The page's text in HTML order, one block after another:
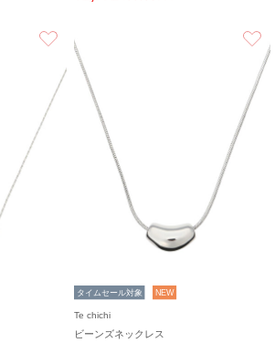
タイムセール対象 NEW
Te chichi
ビーンズネックレス